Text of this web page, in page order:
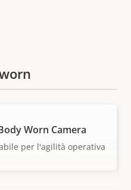
Worn Camera
per l'agilità operativa